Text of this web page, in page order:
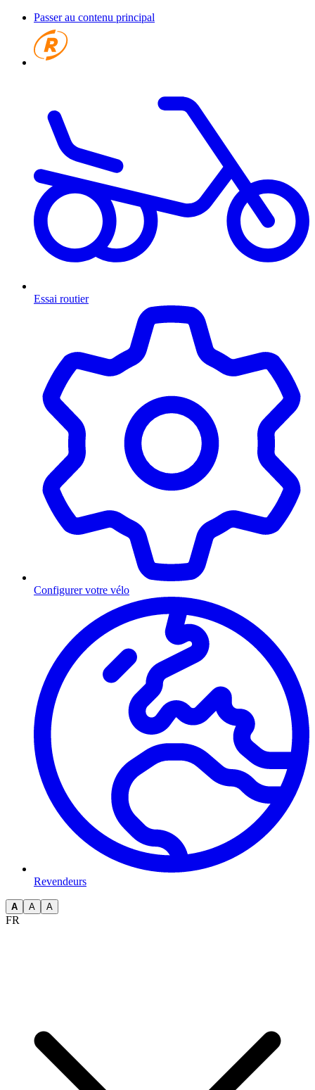
Passer au contenu principal
Essai routier
Configurer votre vélo
Revendeurs
A A A
FR